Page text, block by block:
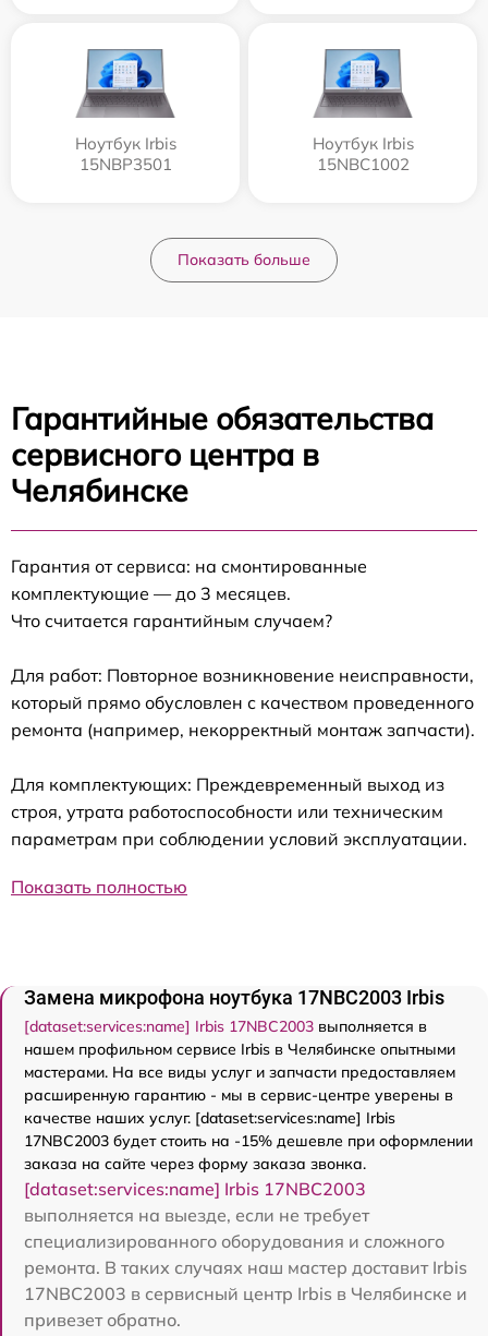
Ноутбук Irbis
15NBP3501
Ноутбук Irbis
15NBC1002
Показать больше
Гарантийные обязательства
сервисного центра в
Челябинске
Гарантия от сервиса: на смонтированные
комплектующие — до 3 месяцев.
Что считается гарантийным случаем?
Для работ: Повторное возникновение неисправности,
который прямо обусловлен с качеством проведенного
ремонта (например, некорректный монтаж запчасти).
Для комплектующих: Преждевременный выход из
строя, утрата работоспособности или техническим
параметрам при соблюдении условий эксплуатации.
Показать полностью
Замена микрофона ноутбука 17NBC2003 Irbis
[dataset:services:name] Irbis 17NBC2003 выполняется в
нашем профильном сервисе Irbis в Челябинске опытными
мастерами. На все виды услуг и запчасти предоставляем
расширенную гарантию - мы в сервис-центре уверены в
качестве наших услуг. [dataset:services:name] Irbis
17NBC2003 будет стоить на -15% дешевле при оформлении
заказа на сайте через форму заказа звонка.
[dataset:services:name] Irbis 17NBC2003
выполняется на выезде, если не требует
специализированного оборудования и сложного
ремонта. В таких случаях наш мастер доставит Irbis
17NBC2003 в сервисный центр Irbis в Челябинске и
привезет обратно.